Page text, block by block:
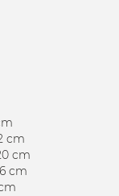
cm
cm
cm